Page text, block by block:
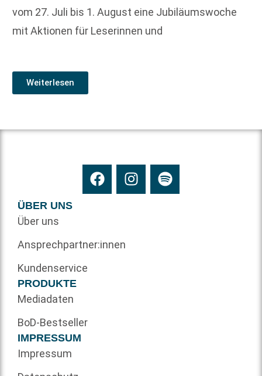
vom 27. Juli bis 1. August eine Jubiläumswoche
mit Aktionen für Leserinnen und
Weiterlesen
ÜBER UNS
Über uns
Ansprechpartner:innen
Kundenservice
PRODUKTE
Mediadaten
BoD-Bestseller
IMPRESSUM
Impressum